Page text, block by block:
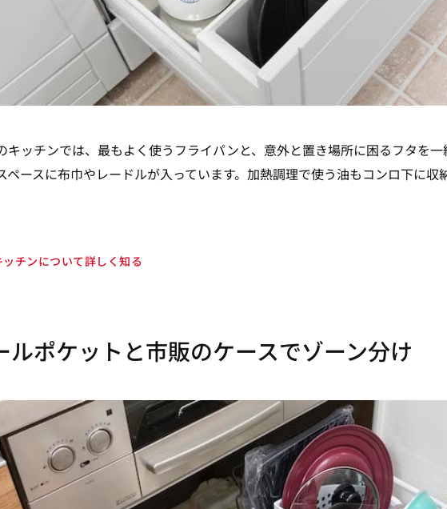
キッチンでは、最もよく使うフライパンと、意外と置き場所に困るフタを一
ペースに布巾やレードルが入っています。加熱調理で使う油もコンロ下に
ッチンについて詳しく知る
ルポケットと市販のケースでゾーン分け